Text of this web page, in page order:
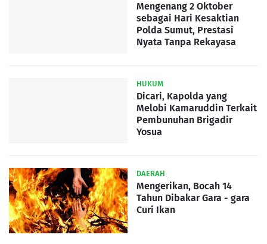
Mengenang 2 Oktober
sebagai Hari Kesaktian
Polda Sumut, Prestasi
Nyata Tanpa Rekayasa
HUKUM
Dicari, Kapolda yang
Melobi Kamaruddin Terkait
Pembunuhan Brigadir
Yosua
DAERAH
Mengerikan, Bocah 14
Tahun Dibakar Gara - gara
Curi Ikan